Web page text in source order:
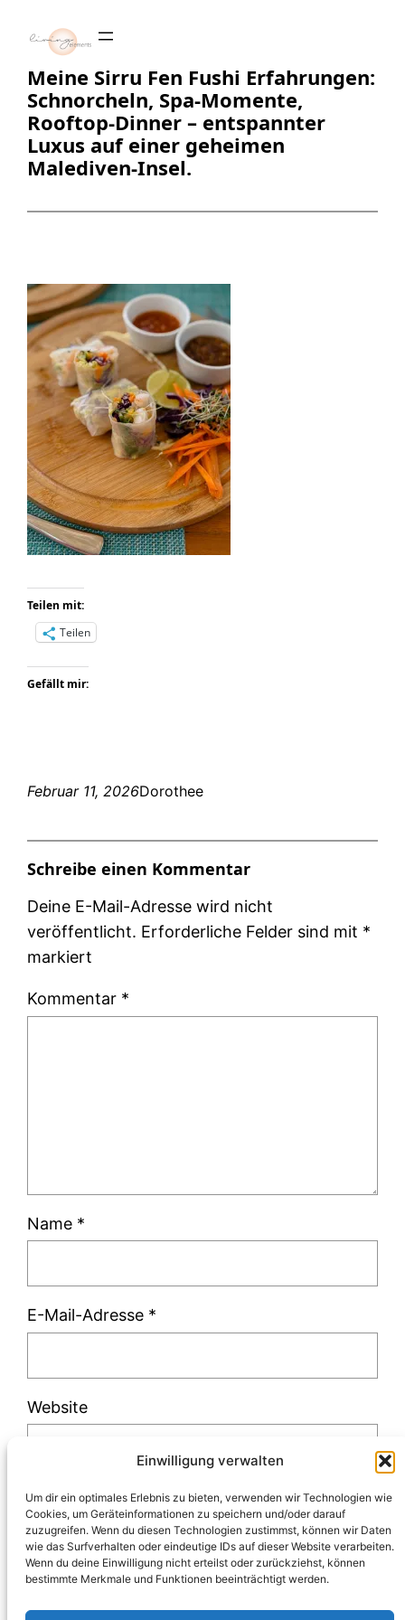
Einwilligung verwalten
Um dir ein optimales Erlebnis zu bieten, verwenden wir Technologien wie
Cookies, um Geräteinformationen zu speichern und/oder darauf
zuzugreifen. Wenn du diesen Technologien zustimmst, können wir Daten
wie das Surfverhalten oder eindeutige IDs auf dieser Website verarbeiten.
Wenn du deine Einwilligung nicht erteilst oder zurückziehst, können
bestimmte Merkmale und Funktionen beeinträchtigt werden.
Inhalt
springen
Meine Sirru Fen Fushi Erfahrungen:
Schnorcheln, Spa-Momente,
Rooftop-Dinner – entspannter
Luxus auf einer geheimen
Malediven-Insel.
Teilen mit:
Teilen
Gefällt mir:
Februar 11, 2026Dorothee
Schreibe einen Kommentar
Deine E-Mail-Adresse wird nicht
veröffentlicht. Erforderliche Felder sind mit *
markiert
Kommentar *
Name *
E-Mail-Adresse *
Website
Diese Website verwendet Akismet, um Spam
zu reduzieren.Erfahre, wie deine
Kommentardaten verarbeitet werden.